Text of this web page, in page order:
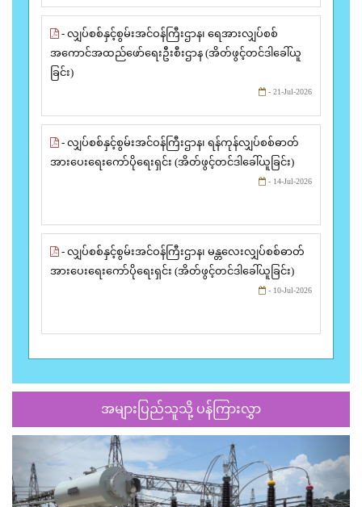
- လျှပ်စစ်နှင့်စွမ်းအင်ဝန်ကြီးဌာန၊ ရေအားလျှပ်စစ်
အကောင်အထည်ဖော်ရေးဦးစီးဌာန (အိတ်ဖွင့်တင်ဒါခေါ်ယူ
ခြင်း)
- 21-Jul-2026
- လျှပ်စစ်နှင့်စွမ်းအင်ဝန်ကြီးဌာန၊ ရန်ကုန်လျှပ်စစ်ဓာတ်
အားပေးရေးကော်ပိုရေးရှင်း (အိတ်ဖွင့်တင်ဒါခေါ်ယူခြင်း)
- 14-Jul-2026
- လျှပ်စစ်နှင့်စွမ်းအင်ဝန်ကြီးဌာန၊ မန္တလေးလျှပ်စစ်ဓာတ်
အားပေးရေးကော်ပိုရေးရှင်း (အိတ်ဖွင့်တင်ဒါခေါ်ယူခြင်း)
- 10-Jul-2026
အများပြည်သူသို့ ပန်ကြားလွှာ
Previous